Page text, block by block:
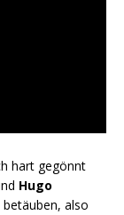
hart gegönnt
Hugo
also